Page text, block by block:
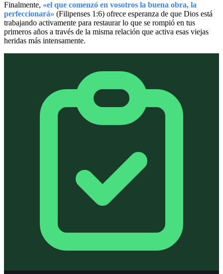
Finalmente, «el que comenzó en vosotros la buena obra, la
perfeccionará» (Filipenses 1:6) ofrece esperanza de que Dios está
trabajando activamente para restaurar lo que se rompió en tus
primeros años a través de la misma relación que activa esas viejas
heridas más intensamente.